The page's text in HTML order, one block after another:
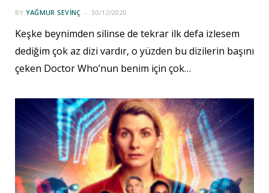
BY YAĞMUR SEVINÇ 30/12/2020
Keşke beynimden silinse de tekrar ilk defa izlesem
dediğim çok az dizi vardır, o yüzden bu dizilerin başını
çeken Doctor Who’nun benim için çok…